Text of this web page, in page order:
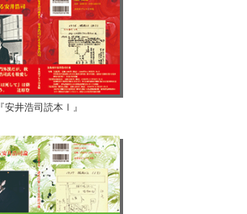
『安井浩司読本Ⅰ』